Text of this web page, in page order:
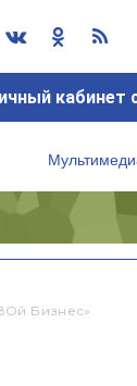
кабинет
Бизнес»